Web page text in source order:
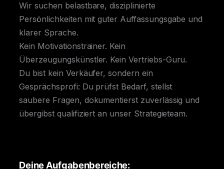
Wir suchen belastbare, disziplinierte
Persönlichkeiten mit guter Auffassungsgabe und
klarer Sprache.
Kein Motivationstrainer. Kein
Überzeugungskünstler. Kein Vertriebs-Guru.
Du bist kein Verkäufer, sondern ein
Gesprächsprofi: Du prüfst Bedarf, stellst
saubere Fragen, dokumentierst zuverlässig und
übergibst qualifiziert an unser Strategieteam.
Deine Aufgabenbereiche: